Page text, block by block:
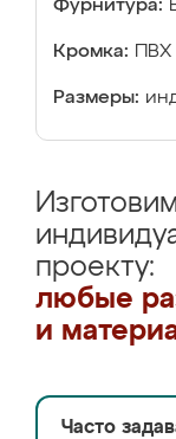
Фурнитура:
Кромка:
Размеры:
проекту:
любые
и
Часто